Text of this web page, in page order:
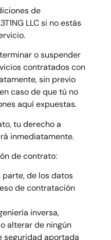
de
LLC si no estás
o suspender
contratados con
sin previo
caso de que tú no
aquí expuestas.
tu derecho a
inmediatamente.
de contrato:
parte, de los datos
de contratación
inversa,
alterar de ningún
seguridad aportada